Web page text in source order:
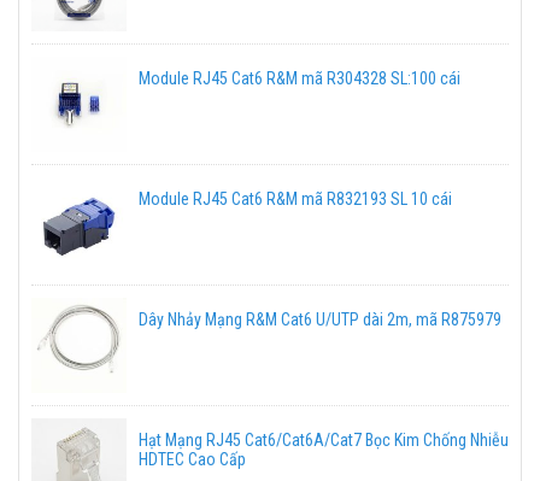
Module RJ45 Cat6 R&M mã R304328 SL:100 cái
Module RJ45 Cat6 R&M mã R832193 SL 10 cái
Dây Nhảy Mạng R&M Cat6 U/UTP dài 2m, mã R875979
Hạt Mạng RJ45 Cat6/Cat6A/Cat7 Bọc Kim Chống Nhiễu
HDTEC Cao Cấp